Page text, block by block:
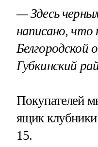
— Здесь
написано, что
Белгородской
Губкинский
Покупателей
ящик
15.